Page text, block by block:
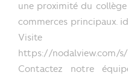
une proximité du
commerces principaux.
Visite
https://nodalview.com/s/
Contactez notre